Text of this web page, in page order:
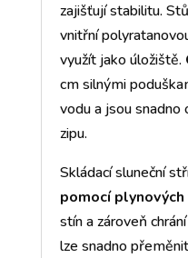
zajišťují stabilitu.
vnitřní
využít jako úložiště.
cm silnými
vodu a jsou
zipu.
Skládací sluneční
pomocí plynových
stín a zároveň
lze snadno